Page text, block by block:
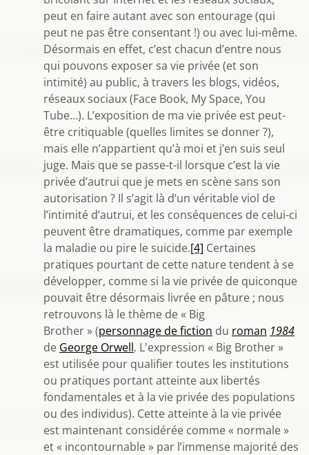
peut en faire autant avec son entourage (qui
peut ne pas être consentant !) ou avec lui-même.
Désormais en effet, c’est chacun d’entre nous
qui pouvons exposer sa vie privée (et son
intimité) au public, à travers les blogs, vidéos,
réseaux sociaux (Face Book, My Space, You
Tube...). L’exposition de ma vie privée est peut-
être critiquable (quelles limites se donner ?),
mais elle n’appartient qu’à moi et j’en suis seul
juge. Mais que se passe-t-il lorsque c’est la vie
privée d’autrui que je mets en scène sans son
autorisation ? Il s’agit là d’un véritable viol de
l’intimité d’autrui, et les conséquences de celui-ci
peuvent être dramatiques, comme par exemple
la maladie ou pire le suicide.[4] Certaines
pratiques pourtant de cette nature tendent à se
développer, comme si la vie privée de quiconque
pouvait être désormais livrée en pâture ; nous
retrouvons là le thème de « Big
Brother » (personnage de fiction du roman 1984
de George Orwell. L'expression « Big Brother »
est utilisée pour qualifier toutes les institutions
ou pratiques portant atteinte aux libertés
fondamentales et à la vie privée des populations
ou des individus). Cette atteinte à la vie privée
est maintenant considérée comme « normale »
et « incontournable » par l’immense majorité des